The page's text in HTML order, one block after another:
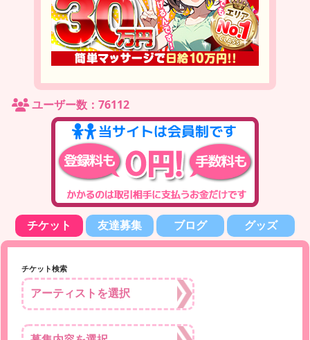
ユーザー数：76112
チケット 友達募集 ブログ グッズ
チケット検索